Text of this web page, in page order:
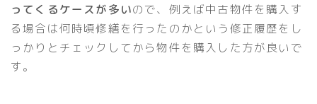
ってくるケースが多いので、例えば中古物件を購入す
る場合は何時頃修繕を行ったのかという修正履歴をし
っかりとチェックしてから物件を購入した方が良いで
す。